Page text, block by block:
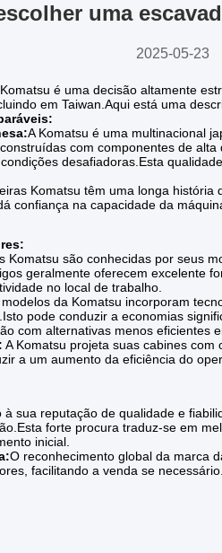
uma
2025-05-23
é uma decisão altamente
em Taiwan.Aqui está uma
A Komatsu é uma multinacional
com componentes de
desafiadoras. Esta
Komatsu têm uma longa
confiança na capacidade da
Komatsu são conhecidas por seus
geralmente oferecem excelente
no local de trabalho.
da Komatsu incorporam
Isto pode conduzir a economias
com alternativas menos eficientes
A Komatsu projeta suas cabines
a um aumento da eficiência do
à sua reputação de qualidade e
forte procura traduz-se em
inicial.
O reconhecimento global da marca
facilitando a venda se necessário.